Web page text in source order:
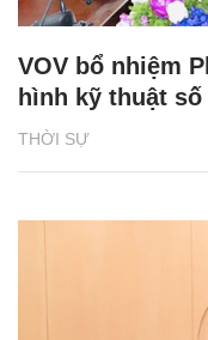
THỜI SỰ
VOV bổ nhiệm
hình kỹ thuật số